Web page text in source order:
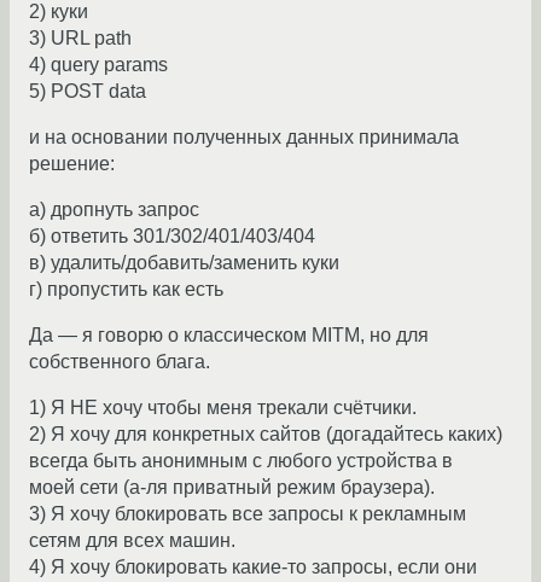
2) куки
3) URL path
4) query params
5) POST data
и на основании полученных данных принимала
решение:
а) дропнуть запрос
б) ответить 301/302/401/403/404
в) удалить/добавить/заменить куки
г) пропустить как есть
Да — я говорю о классическом MITM, но для
собственного блага.
1) Я НЕ хочу чтобы меня трекали счётчики.
2) Я хочу для конкретных сайтов (догадайтесь каких)
всегда быть анонимным с любого устройства в
моей сети (а-ля приватный режим браузера).
3) Я хочу блокировать все запросы к рекламным
сетям для всех машин.
4) Я хочу блокировать какие-то запросы, если они